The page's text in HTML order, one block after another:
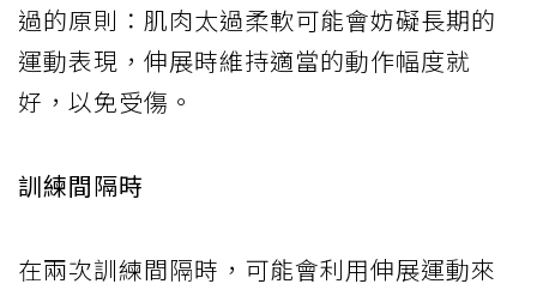
過的原則：肌肉太過柔軟可能會妨礙長期的
運動表現，伸展時維持適當的動作幅度就
好，以免受傷。
訓練間隔時
在兩次訓練間隔時，可能會利用伸展運動來